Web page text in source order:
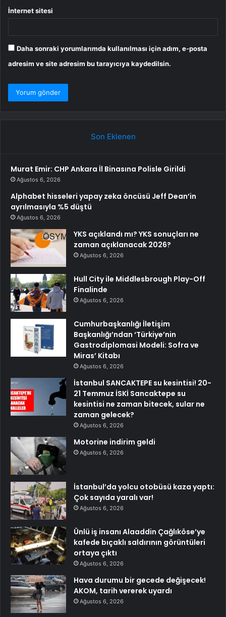
İnternet sitesi
Daha sonraki yorumlarımda kullanılması için adım, e-posta
adresim ve site adresim bu tarayıcıya kaydedilsin.
Son Eklenen
Murat Emir: CHP Ankara İl Binasına Polisle Girildi
Ağustos 6, 2026
Alphabet hisseleri yapay zeka öncüsü Jeff Dean’in
ayrılmasıyla %5 düştü
Ağustos 6, 2026
YKS açıklandı mı? YKS sonuçları ne
zaman açıklanacak 2026?
Ağustos 6, 2026
Hull City ile Middlesbrough Play-Off
Finalinde
Ağustos 6, 2026
Cumhurbaşkanlığı İletişim
Başkanlığı’ndan ‘Türkiye’nin
Gastrodiplomasi Modeli: Sofra ve
Miras’ Kitabı
Ağustos 6, 2026
İstanbul SANCAKTEPE su kesintisi! 20-
21 Temmuz İSKİ Sancaktepe su
kesintisi ne zaman bitecek, sular ne
zaman gelecek?
Ağustos 6, 2026
Motorine indirim geldi
Ağustos 6, 2026
İstanbul’da yolcu otobüsü kaza yaptı:
Çok sayıda yaralı var!
Ağustos 6, 2026
Ünlü iş insanı Alaaddin Çağlıköse’ye
kafede bıçaklı saldırının görüntüleri
ortaya çıktı
Ağustos 6, 2026
Hava durumu bir gecede değişecek!
AKOM, tarih vererek uyardı
Ağustos 6, 2026